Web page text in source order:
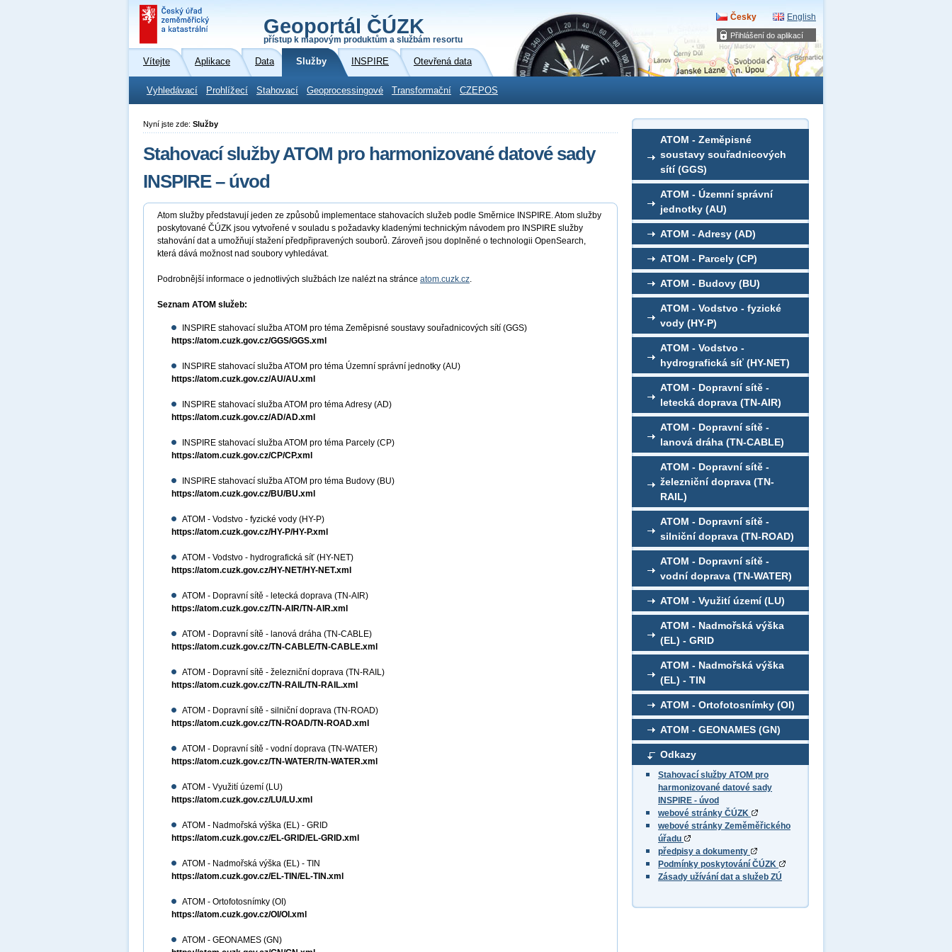
Přihlášení do aplikací
Geoportál ČÚZK
přístup k mapovým produktům a službám resortu
Česky English
Vítejte Aplikace Data Služby INSPIRE Otevřená data
Vyhledávací Prohlížecí Stahovací Geoprocessingové Transformační CZEPOS
ATOM - Zeměpisné
soustavy souřadnicových
sítí (GGS)
ATOM - Územní správní
jednotky (AU)
ATOM - Adresy (AD)
ATOM - Parcely (CP)
ATOM - Budovy (BU)
ATOM - Vodstvo - fyzické
vody (HY-P)
ATOM - Vodstvo -
hydrografická síť (HY-NET)
ATOM - Dopravní sítě -
letecká doprava (TN-AIR)
ATOM - Dopravní sítě -
lanová dráha (TN-CABLE)
ATOM - Dopravní sítě -
železniční doprava (TN-
RAIL)
ATOM - Dopravní sítě -
silniční doprava (TN-ROAD)
ATOM - Dopravní sítě -
vodní doprava (TN-WATER)
ATOM - Využití území (LU)
ATOM - Nadmořská výška
(EL) - GRID
ATOM - Nadmořská výška
(EL) - TIN
ATOM - Ortofotosnímky (OI)
ATOM - GEONAMES (GN)
Odkazy
Stahovací služby ATOM pro
harmonizované datové sady
INSPIRE - úvod
webové stránky ČÚZK
webové stránky Zeměměřického
úřadu
předpisy a dokumenty
Podmínky poskytování ČÚZK
Zásady užívání dat a služeb ZÚ
Nyní jste zde: Služby
Stahovací služby ATOM pro harmonizované datové sady
INSPIRE – úvod
Atom služby představují jeden ze způsobů implementace stahovacích služeb podle Směrnice INSPIRE. Atom služby
poskytované ČÚZK jsou vytvořené v souladu s požadavky kladenými technickým návodem pro INSPIRE služby
stahování dat a umožňují stažení předpřipravených souborů. Zároveň jsou doplněné o technologii OpenSearch,
která dává možnost nad soubory vyhledávat.
Podrobnější informace o jednotlivých službách lze nalézt na stránce atom.cuzk.cz.
Seznam ATOM služeb:
INSPIRE stahovací služba ATOM pro téma Zeměpisné soustavy souřadnicových sítí (GGS)
https://atom.cuzk.gov.cz/GGS/GGS.xml
INSPIRE stahovací služba ATOM pro téma Územní správní jednotky (AU)
https://atom.cuzk.gov.cz/AU/AU.xml
INSPIRE stahovací služba ATOM pro téma Adresy (AD)
https://atom.cuzk.gov.cz/AD/AD.xml
INSPIRE stahovací služba ATOM pro téma Parcely (CP)
https://atom.cuzk.gov.cz/CP/CP.xml
INSPIRE stahovací služba ATOM pro téma Budovy (BU)
https://atom.cuzk.gov.cz/BU/BU.xml
ATOM - Vodstvo - fyzické vody (HY-P)
https://atom.cuzk.gov.cz/HY-P/HY-P.xml
ATOM - Vodstvo - hydrografická síť (HY-NET)
https://atom.cuzk.gov.cz/HY-NET/HY-NET.xml
ATOM - Dopravní sítě - letecká doprava (TN-AIR)
https://atom.cuzk.gov.cz/TN-AIR/TN-AIR.xml
ATOM - Dopravní sítě - lanová dráha (TN-CABLE)
https://atom.cuzk.gov.cz/TN-CABLE/TN-CABLE.xml
ATOM - Dopravní sítě - železniční doprava (TN-RAIL)
https://atom.cuzk.gov.cz/TN-RAIL/TN-RAIL.xml
ATOM - Dopravní sítě - silniční doprava (TN-ROAD)
https://atom.cuzk.gov.cz/TN-ROAD/TN-ROAD.xml
ATOM - Dopravní sítě - vodní doprava (TN-WATER)
https://atom.cuzk.gov.cz/TN-WATER/TN-WATER.xml
ATOM - Využití území (LU)
https://atom.cuzk.gov.cz/LU/LU.xml
ATOM - Nadmořská výška (EL) - GRID
https://atom.cuzk.gov.cz/EL-GRID/EL-GRID.xml
ATOM - Nadmořská výška (EL) - TIN
https://atom.cuzk.gov.cz/EL-TIN/EL-TIN.xml
ATOM - Ortofotosnímky (OI)
https://atom.cuzk.gov.cz/OI/OI.xml
ATOM - GEONAMES (GN)